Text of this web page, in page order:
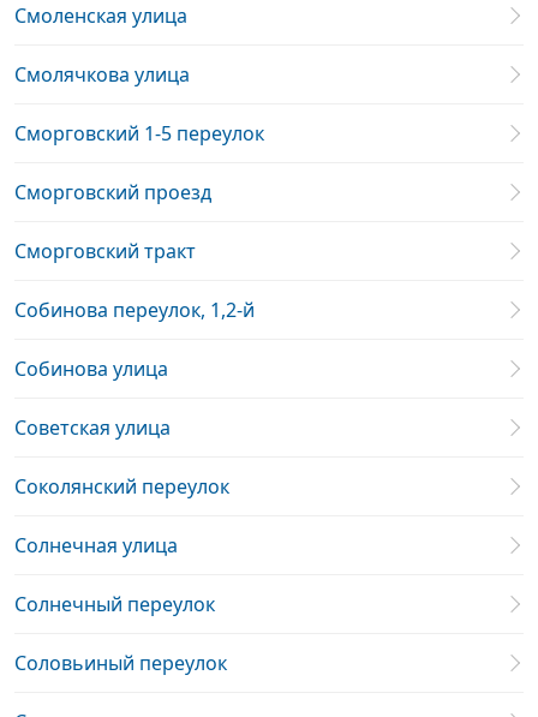
Смоленская улица
Смолячкова улица
Сморговский 1-5 переулок
Сморговский проезд
Сморговский тракт
Собинова переулок, 1,2-й
Собинова улица
Советская улица
Соколянский переулок
Солнечная улица
Солнечный переулок
Соловьиный переулок